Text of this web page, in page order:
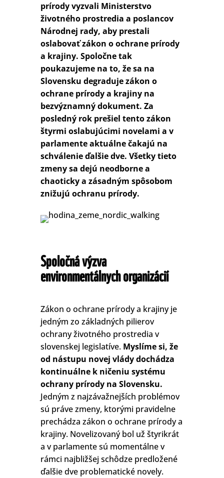
prírody vyzvali Ministerstvo
životného prostredia a poslancov
Národnej rady, aby prestali
oslabovať zákon o ochrane prírody
a krajiny. Spoločne tak
poukazujeme na to, že sa na
Slovensku degraduje zákon o
ochrane prírody a krajiny na
bezvýznamný dokument. Za
posledný rok prešiel tento zákon
štyrmi oslabujúcimi novelami a v
parlamente aktuálne čakajú na
schválenie ďalšie dve. Všetky tieto
zmeny sa dejú neodborne a
chaoticky a zásadným spôsobom
znižujú ochranu prírody.
Spoločná výzva
environmentálnych organizácií
Zákon o ochrane prírody a krajiny je
jedným zo základných pilierov
ochrany životného prostredia v
slovenskej legislatíve. Myslíme si, že
od nástupu novej vlády dochádza
kontinuálne k ničeniu systému
ochrany prírody na Slovensku.
Jedným z najzávažnejších problémov
sú práve zmeny, ktorými pravidelne
prechádza zákon o ochrane prírody a
krajiny. Novelizovaný bol už štyrikrát
a v parlamente sú momentálne v
rámci najbližšej schôdze predložené
ďalšie dve problematické novely.